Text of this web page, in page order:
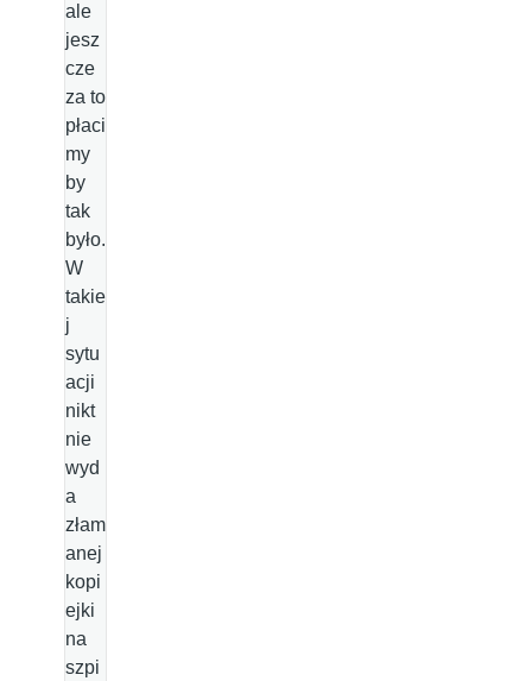
ale
jesz
cze
za to
płaci
my
by
tak
było.
W
takie
j
sytu
acji
nikt
nie
wyd
a
złam
anej
kopi
ejki
na
szpi